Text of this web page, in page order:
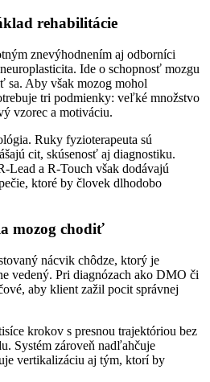
rehabilitácie
znevýhodnením aj odborníci
Ide o schopnosť mozgu
sa. Aby však mozog mohol
tri podmienky: veľké množstvo
vzorec a motiváciu.
Ruky fyzioterapeuta sú
cit, skúsenosť aj diagnostiku.
Lead a R-Touch však dodávajú
ktoré by človek dlhodobo
mozog chodiť
nácvik chôdze, ktorý je
vedený. Pri diagnózach ako DMO či
aby klient zažil pocit správnej
krokov s presnou trajektóriou bez
Systém zároveň nadľahčuje
vertikalizáciu aj tým, ktorí by